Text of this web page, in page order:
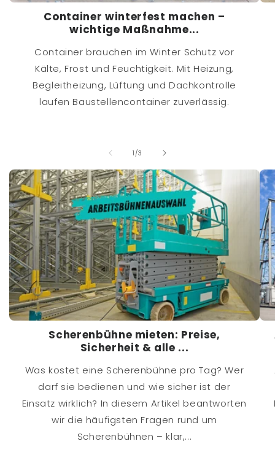
Container winterfest machen –
wichtige Maßnahme...
Container brauchen im Winter Schutz vor
Kälte, Frost und Feuchtigkeit. Mit Heizung,
Begleitheizung, Lüftung und Dachkontrolle
laufen Baustellencontainer zuverlässig.
1 /von
3
Scherenbühne mieten: Preise,
Sicherheit & alle ...
Was kostet eine Scherenbühne pro Tag? Wer
darf sie bedienen und wie sicher ist der
Einsatz wirklich? In diesem Artikel beantworten
wir die häufigsten Fragen rund um
Scherenbühnen – klar,...